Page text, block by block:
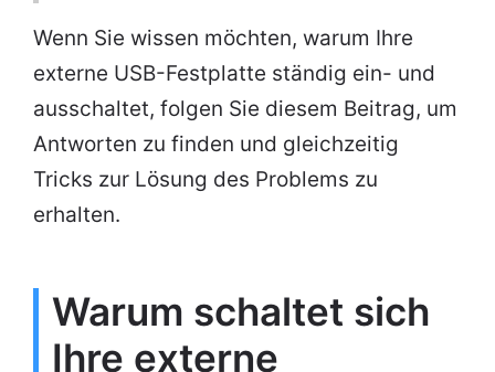
Wenn Sie wissen möchten, warum Ihre
externe USB-Festplatte ständig ein- und
ausschaltet, folgen Sie diesem Beitrag, um
Antworten zu finden und gleichzeitig
Tricks zur Lösung des Problems zu
erhalten.
Warum schaltet sich
Ihre externe